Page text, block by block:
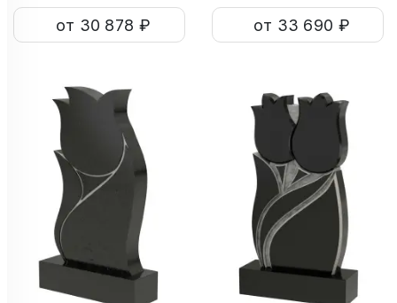
от 30 878 ₽ от 33 690 ₽